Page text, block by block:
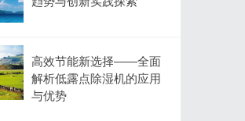
高效节能新选择——全面
解析低露点除湿机的应用
与优势